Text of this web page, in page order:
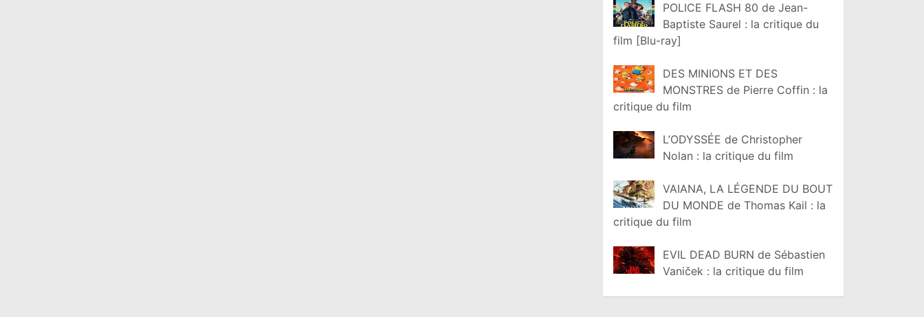
POLICE FLASH 80 de Jean-
Baptiste Saurel : la critique du
film [Blu-ray]
DES MINIONS ET DES
MONSTRES de Pierre Coffin : la
critique du film
L’ODYSSÉE de Christopher
Nolan : la critique du film
VAIANA, LA LÉGENDE DU BOUT
DU MONDE de Thomas Kail : la
critique du film
EVIL DEAD BURN de Sébastien
Vaniček : la critique du film